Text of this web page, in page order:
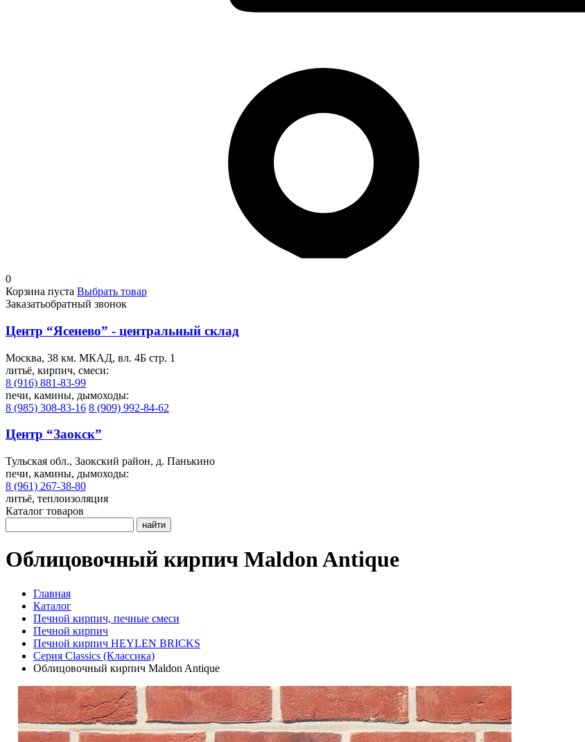
0
Корзина пуста Выбрать товар
Заказатьобратный звонок
Центр “Ясенево” - центральный склад
Москва, 38 км. МКАД, вл. 4Б стр. 1
литьё, кирпич, смеси:
8 (916) 881-83-99
печи, камины, дымоходы:
8 (985) 308-83-16 8 (909) 992-84-62
Центр “Заокск”
Тульская обл., Заокский район, д. Панькино
печи, камины, дымоходы:
8 (961) 267-38-80
литьё, теплоизоляция
Каталог товаров
найти
Облицовочный кирпич Maldon Antique
Главная
Каталог
Печной кирпич, печные смеси
Печной кирпич
Печной кирпич HEYLEN BRICKS
Серия Classics (Классика)
Облицовочный кирпич Maldon Antique